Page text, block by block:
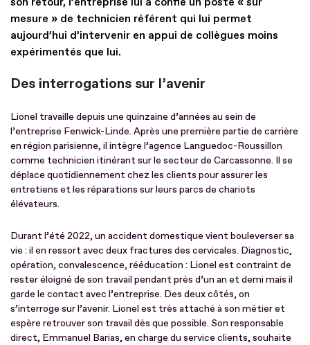
mesure » de technicien référent qui lui permet
aujourd’hui d’intervenir en appui de collègues moins
expérimentés que lui.
Des interrogations sur l’avenir
Lionel travaille depuis une quinzaine d’années au sein de
l’entreprise Fenwick-Linde. Après une première partie de carrière
en région parisienne, il intègre l’agence Languedoc-Roussillon
comme technicien itinérant sur le secteur de Carcassonne. Il se
déplace quotidiennement chez les clients pour assurer les
entretiens et les réparations sur leurs parcs de chariots
élévateurs.
Durant l’été 2022, un accident domestique vient bouleverser sa
vie : il en ressort avec deux fractures des cervicales. Diagnostic,
opération, convalescence, rééducation : Lionel est contraint de
rester éloigné de son travail pendant près d’un an et demi mais il
garde le contact avec l’entreprise. Des deux côtés, on
s’interroge sur l’avenir. Lionel est très attaché à son métier et
espère retrouver son travail dès que possible. Son responsable
direct, Emmanuel Barias, en charge du service clients, souhaite